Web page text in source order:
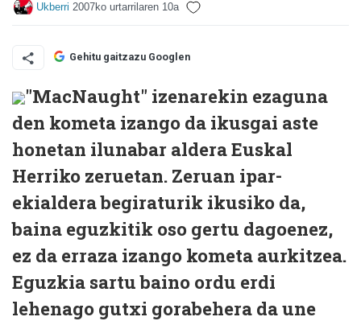
Ukberri 2007ko urtarrilaren 10a
Gehitu gaitzazu Googlen
"MacNaught" izenarekin ezaguna
den kometa izango da ikusgai aste
honetan ilunabar aldera Euskal
Herriko zeruetan. Zeruan ipar-
ekialdera begiraturik ikusiko da,
baina eguzkitik oso gertu dagoenez,
ez da erraza izango kometa aurkitzea.
Eguzkia sartu baino ordu erdi
lehenago gutxi gorabehera da une